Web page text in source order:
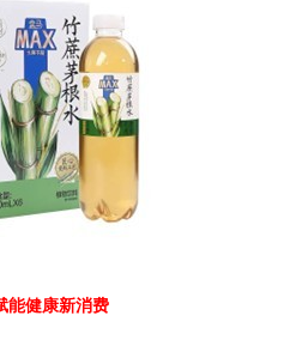
能健康新消费​